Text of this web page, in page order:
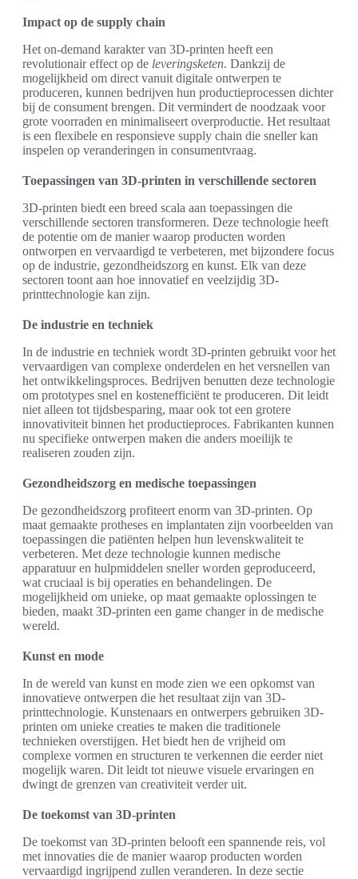
Impact op de supply chain
Het on-demand karakter van 3D-printen heeft een
revolutionair effect op de leveringsketen. Dankzij de
mogelijkheid om direct vanuit digitale ontwerpen te
produceren, kunnen bedrijven hun productieprocessen dichter
bij de consument brengen. Dit vermindert de noodzaak voor
grote voorraden en minimaliseert overproductie. Het resultaat
is een flexibele en responsieve supply chain die sneller kan
inspelen op veranderingen in consumentvraag.
Toepassingen van 3D-printen in verschillende sectoren
3D-printen biedt een breed scala aan toepassingen die
verschillende sectoren transformeren. Deze technologie heeft
de potentie om de manier waarop producten worden
ontworpen en vervaardigd te verbeteren, met bijzondere focus
op de industrie, gezondheidszorg en kunst. Elk van deze
sectoren toont aan hoe innovatief en veelzijdig 3D-
printtechnologie kan zijn.
De industrie en techniek
In de industrie en techniek wordt 3D-printen gebruikt voor het
vervaardigen van complexe onderdelen en het versnellen van
het ontwikkelingsproces. Bedrijven benutten deze technologie
om prototypes snel en kostenefficiënt te produceren. Dit leidt
niet alleen tot tijdsbesparing, maar ook tot een grotere
innovativiteit binnen het productieproces. Fabrikanten kunnen
nu specifieke ontwerpen maken die anders moeilijk te
realiseren zouden zijn.
Gezondheidszorg en medische toepassingen
De gezondheidszorg profiteert enorm van 3D-printen. Op
maat gemaakte protheses en implantaten zijn voorbeelden van
toepassingen die patiënten helpen hun levenskwaliteit te
verbeteren. Met deze technologie kunnen medische
apparatuur en hulpmiddelen sneller worden geproduceerd,
wat cruciaal is bij operaties en behandelingen. De
mogelijkheid om unieke, op maat gemaakte oplossingen te
bieden, maakt 3D-printen een game changer in de medische
wereld.
Kunst en mode
In de wereld van kunst en mode zien we een opkomst van
innovatieve ontwerpen die het resultaat zijn van 3D-
printtechnologie. Kunstenaars en ontwerpers gebruiken 3D-
printen om unieke creaties te maken die traditionele
technieken overstijgen. Het biedt hen de vrijheid om
complexe vormen en structuren te verkennen die eerder niet
mogelijk waren. Dit leidt tot nieuwe visuele ervaringen en
dwingt de grenzen van creativiteit verder uit.
De toekomst van 3D-printen
De toekomst van 3D-printen belooft een spannende reis, vol
met innovaties die de manier waarop producten worden
vervaardigd ingrijpend zullen veranderen. In deze sectie